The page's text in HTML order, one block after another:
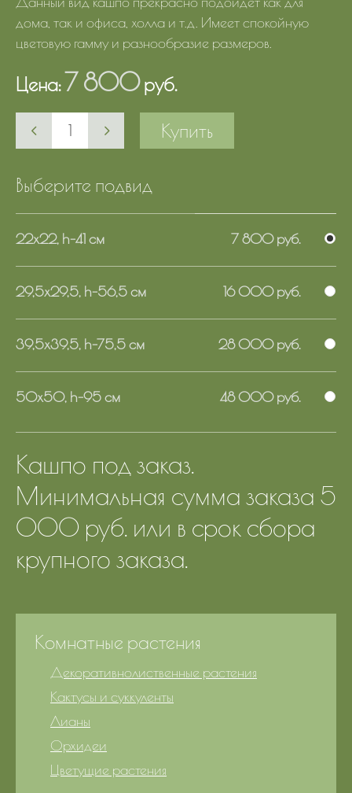
дома, так и офиса, холла и т.д. Имеет спокойную
цветовую гамму и разнообразие размеров.
Цена:7 800руб.
Купить
Выберите подвид
22х22, h-41 см 7 800 руб.
29,5х29,5, h-56,5 см 16 000 руб.
39,5х39,5, h-75,5 см 28 000 руб.
50х50, h-95 см 48 000 руб.
Кашпо под заказ.
Минимальная сумма заказа 5
000 руб. или в срок сбора
крупного заказа.
Комнатные растения
Декоративнолиственные растения
Кактусы и суккуленты
Лианы
Орхидеи
Цветущие растения